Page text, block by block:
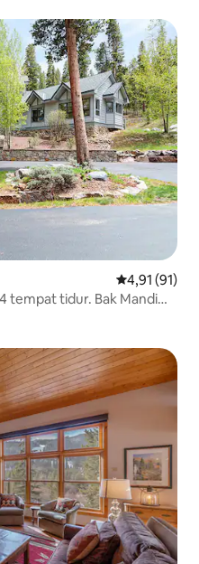
Nilai rata-
4,91 (91)
tempat tidur. Bak Mandi